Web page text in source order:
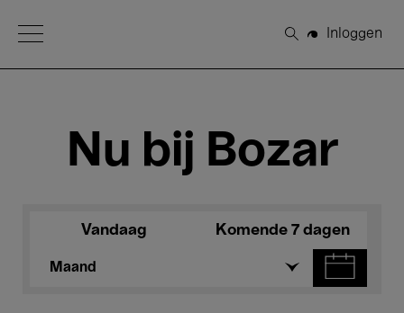
Open Menu
Zoeken
Inloggen
Nu bij Bozar
Vandaag Komende 7 dagen
Maand